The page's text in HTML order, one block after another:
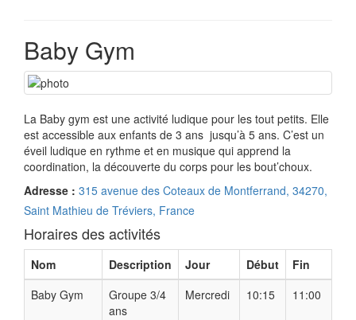
Baby Gym
La Baby gym est une activité ludique pour les tout petits. Elle
est accessible aux enfants de 3 ans jusqu’à 5 ans. C’est un
éveil ludique en rythme et en musique qui apprend la
coordination, la découverte du corps pour les bout’choux.
Adresse : 315 avenue des Coteaux de Montferrand, 34270,
Saint Mathieu de Tréviers, France
Horaires des activités
Nom Description Jour Début
Fin
Baby Gym
Groupe 3/4
ans
Mercredi 10:15 11:00